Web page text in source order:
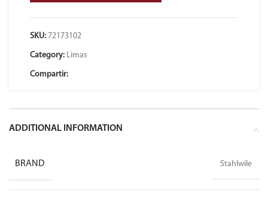
SKU: 72173102
Category: Limas
Compartir:
ADDITIONAL INFORMATION
BRAND Stahlwile